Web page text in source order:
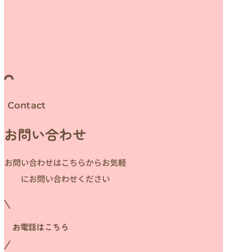
Contact
お問い合わせ
お問い合わせはこちらからお気軽
にお問い合わせください
お電話はこちら